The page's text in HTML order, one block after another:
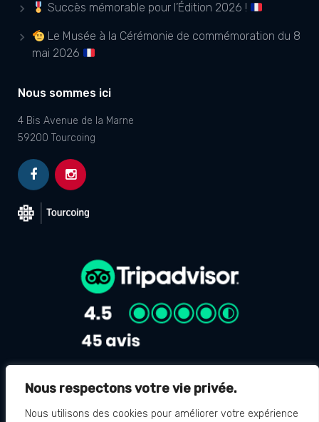
Nous respectons votre vie privée.
Nous utilisons des cookies pour améliorer votre expérience
Succès mémorable pour l’Édition 2026 !
Le Musée à la Cérémonie de commémoration du 8
mai 2026
Nous sommes ici
4 Bis Avenue de la Marne
59200 Tourcoing
Avis Google